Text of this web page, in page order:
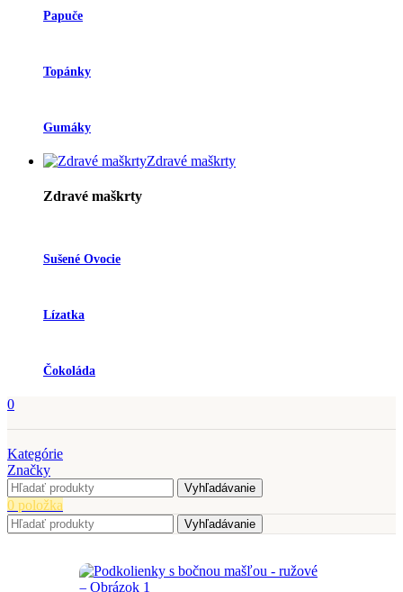
Papuče
Topánky
Gumáky
Zdravé maškrty
Zdravé maškrty
Sušené Ovocie
Lízatka
Čokoláda
0
Kategórie
Značky
Vyhľadávanie
0 položka
Vyhľadávanie